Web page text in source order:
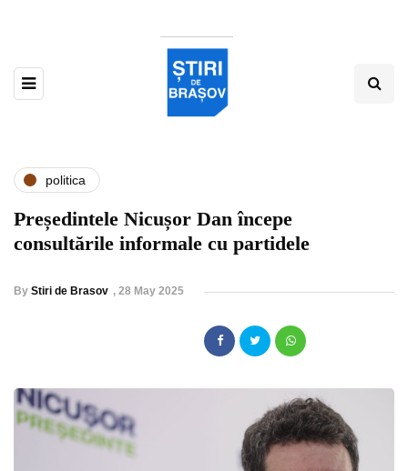
politica
Președintele Nicușor Dan începe
consultările informale cu partidele
By Stiri de Brasov , 28 May 2025